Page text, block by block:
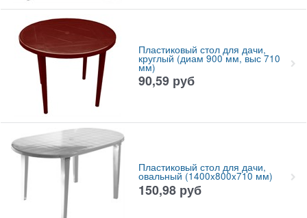
Пластиковый стол для дачи,
круглый (диам 900 мм, выс 710
мм)
90,59 руб
Пластиковый стол для дачи,
овальный (1400x800x710 мм)
150,98 руб